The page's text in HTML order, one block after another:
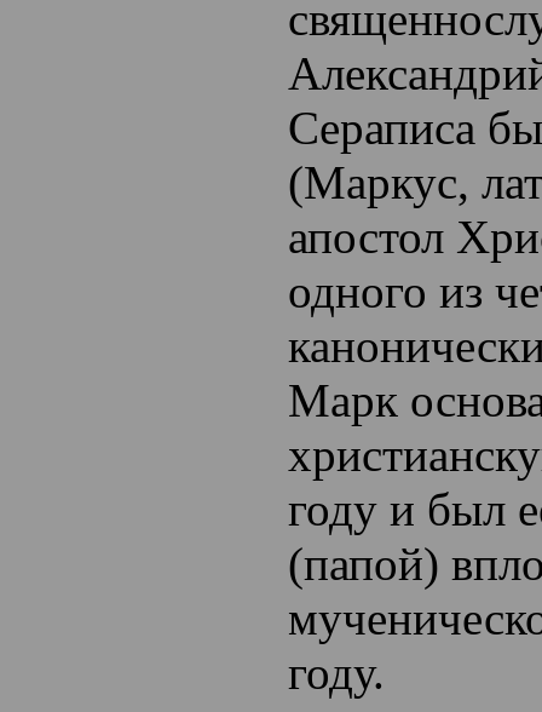
Сераписа
(Маркус,
апостол
одного из
Марк
году и был
(папой)
году.